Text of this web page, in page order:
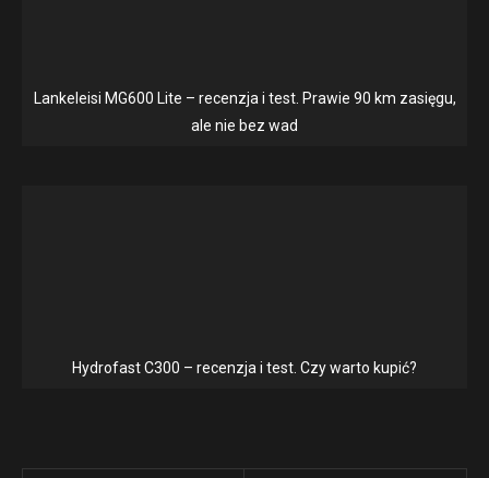
Lankeleisi MG600 Lite – recenzja i test. Prawie 90 km zasięgu,
ale nie bez wad
Hydrofast C300 – recenzja i test. Czy warto kupić?